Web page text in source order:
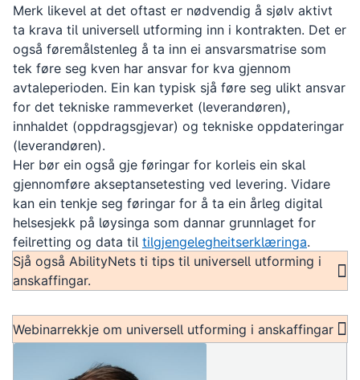
Merk likevel at det oftast er nødvendig å sjølv aktivt
ta krava til universell utforming inn i kontrakten. Det er
også føremålstenleg å ta inn ei ansvarsmatrise som
tek føre seg kven har ansvar for kva gjennom
avtaleperioden. Ein kan typisk sjå føre seg ulikt ansvar
for det tekniske rammeverket (leverandøren),
innhaldet (oppdragsgjevar) og tekniske oppdateringar
(leverandøren).
Her bør ein også gje føringar for korleis ein skal
gjennomføre akseptansetesting ved levering. Vidare
kan ein tenkje seg føringar for å ta ein årleg digital
helsesjekk på løysinga som dannar grunnlaget for
feilretting og data til tilgjengelegheitserklæringa.
Sjå også AbilityNets ti tips til universell utforming i
anskaffingar.
Webinarrekkje om universell utforming i anskaffingar